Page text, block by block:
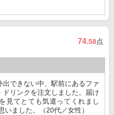
74.58点
出できない中、駅前にあるファ
ドリンクを注文しました。届け
見てとても気遣ってくれまし
ました。（20代／女性）